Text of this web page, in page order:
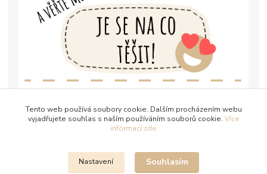
Tento web používá soubory cookie. Dalším procházením webu
vyjadřujete souhlas s naším používáním souborů cookie. Více
informací zde
Nastavení Souhlasím